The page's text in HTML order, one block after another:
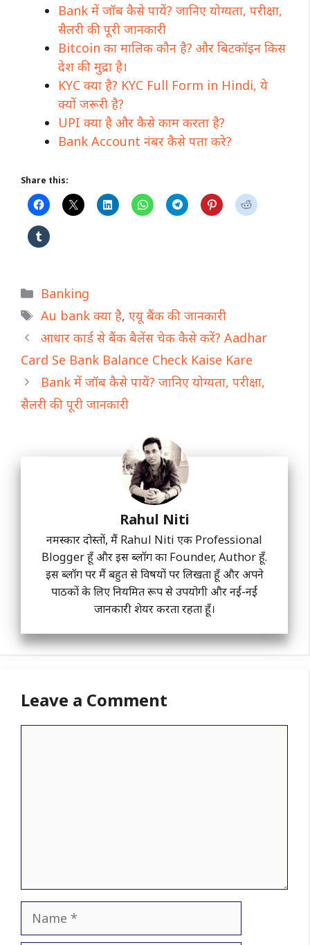
Bank में जॉब कैसे पायें? जानिए योग्यता, परीक्षा,
सैलरी की पूरी जानकारी
Bitcoin का मालिक कौन है? और बिटकॉइन किस
देश की मुद्रा है।
KYC क्या है? KYC Full Form in Hindi, ये
क्यों जरूरी है?
UPI क्या है और कैसे काम करता है?
Bank Account नंबर कैसे पता करे?
Share this:
Categories
Banking
Tags
Au bank क्या है, एयू बैंक की जानकारी
आधार कार्ड से बैंक बैलेंस चेक कैसे करें? Aadhar
Card Se Bank Balance Check Kaise Kare
Bank में जॉब कैसे पायें? जानिए योग्यता, परीक्षा,
सैलरी की पूरी जानकारी
Rahul Niti
नमस्कार दोस्तों, मैं Rahul Niti एक Professional
Blogger हूँ और इस ब्लॉग का Founder, Author हूँ.
इस ब्लॉग पर मैं बहुत से विषयों पर लिखता हूँ और अपने
पाठकों के लिए नियमित रूप से उपयोगी और नईं-नईं
जानकारी शेयर करता रहता हूँ।
Leave a Comment
Name